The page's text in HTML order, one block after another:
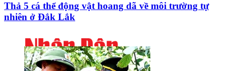
Thả 5 cá thể động vật hoang dã về môi trường tự
nhiên ở Đắk Lắk